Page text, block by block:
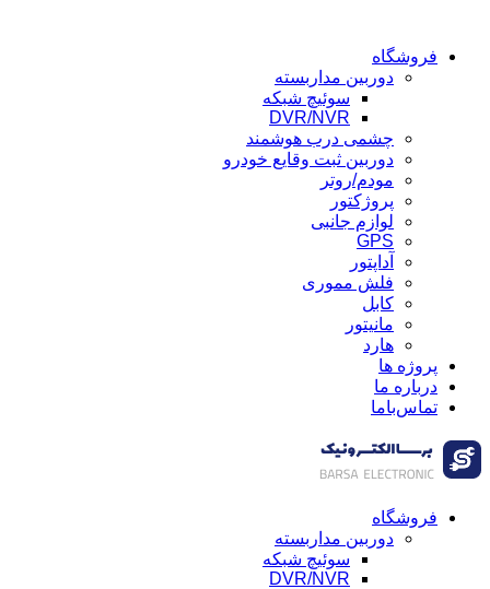
فروشگاه
دوربین مداربسته
سوئیچ شبکه
DVR/NVR
چشمی درب هوشمند
دوربین ثبت وقایع خودرو
مودم/روتر
پروژکتور
لوازم جانبی
GPS
آداپتور
فلش مموری
کابل
مانیتور
هارد
پروژه ها
درباره ما
تماس‌باما
فروشگاه
دوربین مداربسته
سوئیچ شبکه
DVR/NVR